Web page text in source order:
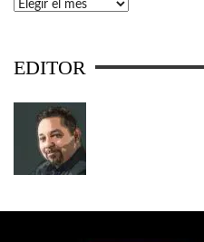
Archivos
EDITOR